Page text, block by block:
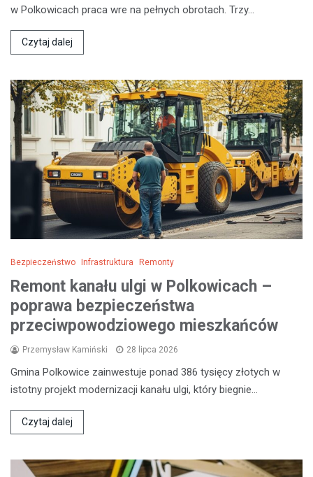
w Polkowicach praca wre na pełnych obrotach. Trzy…
Czytaj dalej
Bezpieczeństwo Infrastruktura Remonty
Remont kanału ulgi w Polkowicach –
poprawa bezpieczeństwa
przeciwpowodziowego mieszkańców
Przemysław Kamiński 28 lipca 2026
Gmina Polkowice zainwestuje ponad 386 tysięcy złotych w
istotny projekt modernizacji kanału ulgi, który biegnie…
Czytaj dalej